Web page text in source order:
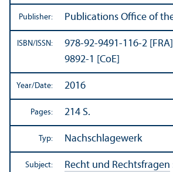
Publisher: Publications Office of
ISBN/ISSN:
978-92-9491-116-2
9892-1 [CoE]
Year/Date: 2016
Pages: 214 S.
Typ: Nachschlagewerk
Subject: Recht und Rechtsfragen